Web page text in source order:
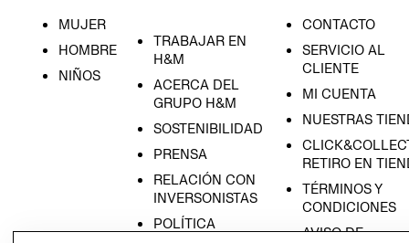
MUJER
HOMBRE
NIÑOS
TRABAJAR EN
H&M
ACERCA DEL
GRUPO H&M
SOSTENIBILIDAD
PRENSA
RELACIÓN CON
INVERSONISTAS
POLÍTICA
CONTACTO
SERVICIO AL
CLIENTE
MI CUENTA
NUESTRAS
RETIRO EN
TÉRMINOS Y
CONDICIONES
AVISO DE